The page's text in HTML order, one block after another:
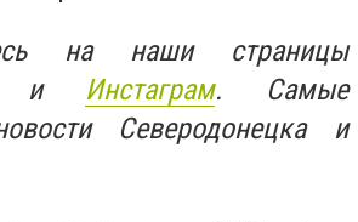
на наши страницы
Инстаграм. Самые
Северодонецка и